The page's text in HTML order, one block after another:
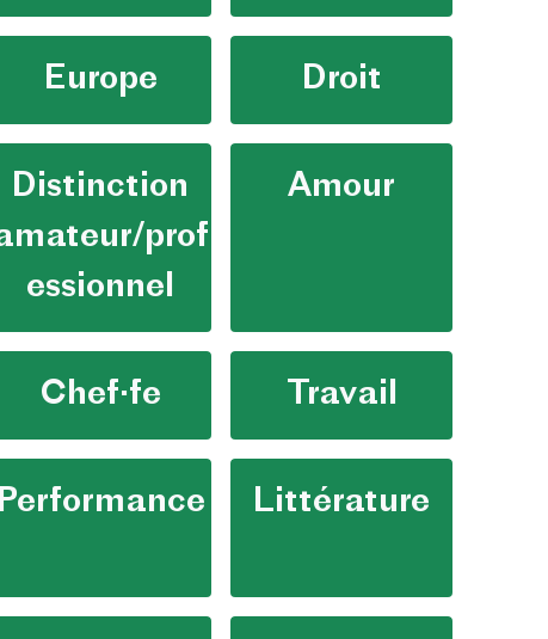
Europe Droit
Distinction
prof
essionnel
Amour
Chef·fe Travail
Performance Littérature